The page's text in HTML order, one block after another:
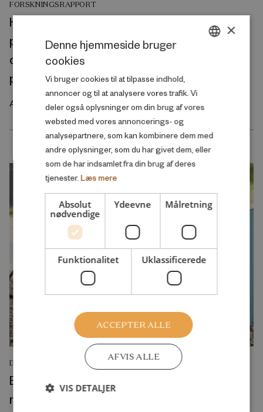
FORSKNINGSRAPPORT
His and/or hers? A cross-national
perspective on the gendered nature of
couples’ employment preconditions for
parenthood
August 2026
DEBATINDLÆG
Byggelegepladser rammer en svaghed i
moderne børneliv
×
Denne hjemmeside bruger
cookies
Vi bruger cookies til at tilpasse indhold,
annoncer og til at analysere vores trafik. Vi
deler også oplysninger om din brug af vores
websted med vores annoncerings- og
analysepartnere, som kan kombinere dem med
andre oplysninger, som du har givet dem, eller
som de har indsamlet fra din brug af deres
tjenester. Læs mere
Absolut
nødvendige
Ydeevne Målretning
Funktionalitet Uklassificerede
ACCEPTER ALLE
AFVIS ALLE
VIS DETALJER